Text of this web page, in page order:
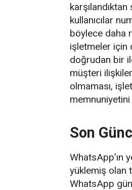
kullanıcılar
böylece daha
işletmeler için
doğrudan bir
müşteri
olmaması,
memnuniyetini
Son
WhatsApp’ın
yüklemiş olan
WhatsApp